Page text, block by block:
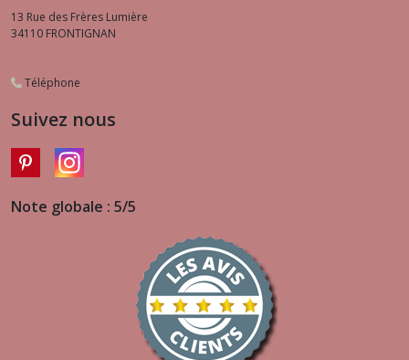
13 Rue des Frères Lumière
34110 FRONTIGNAN
Téléphone
Suivez nous
Note globale : 5/5